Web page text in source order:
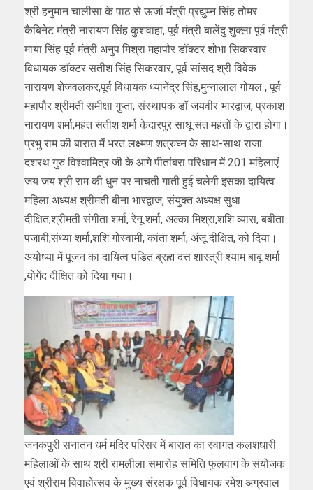
श्री हनुमान चालीसा के पाठ से ऊर्जा मंत्री प्रद्युम्न सिंह तोमर
कैबिनेट मंत्री नारायण सिंह कुशवाहा, पूर्व मंत्री बालेंदु शुक्ला पूर्व मंत्री
माया सिंह पूर्व मंत्री अनुप मिश्रा महापौर डॉक्टर शोभा सिकरवार
विधायक डॉक्टर सतीश सिंह सिकरवार, पूर्व सांसद श्री विवेक
नारायण शेजवलकर,पूर्व विधायक ध्यानेंद्र सिंह,मुन्नालाल गोयल , पूर्व
महापौर श्रीमती समीक्षा गुप्ता, संस्थापक डॉ जयवीर भारद्वाज, प्रकाश
नारायण शर्मा,महंत सतीश शर्मा केदारपुर साधू संत महंतों के द्वारा होगा।
प्रभु राम की बारात में भरत लक्ष्मण शत्रुघ्न के साथ-साथ राजा
दशरथ गुरु विश्वामित्र जी के आगे पीतांबरा परिधान में 201 महिलाएं
जय जय श्री राम की धुन पर नाचती गाती हुई चलेगी इसका दायित्व
महिला अध्यक्ष श्रीमती बीना भारद्वाज, संयुक्त अध्यक्ष सुधा
दीक्षित,श्रीमती संगीता शर्मा, रेनू शर्मा, अल्का मिश्रा,शशि व्यास, बबीता
पंजाबी,संध्या शर्मा,शशि गोस्वामी, कांता शर्मा, अंजू दीक्षित, को दिया।
अयोध्या में पूजन का दायित्व पंडित ब्रह्म दत्त शास्त्री श्याम बाबू शर्मा
,योगेंद दीक्षित को दिया गया।
जनकपुरी सनातन धर्म मंदिर परिसर में बारात का स्वागत कलशधारी
महिलाओं के साथ श्री रामलीला समारोह समिति फुलवाग के संयोजक
एवं श्रीराम विवाहोत्सव के मुख्य संरक्षक पूर्व विधायक रमेश अग्रवाल